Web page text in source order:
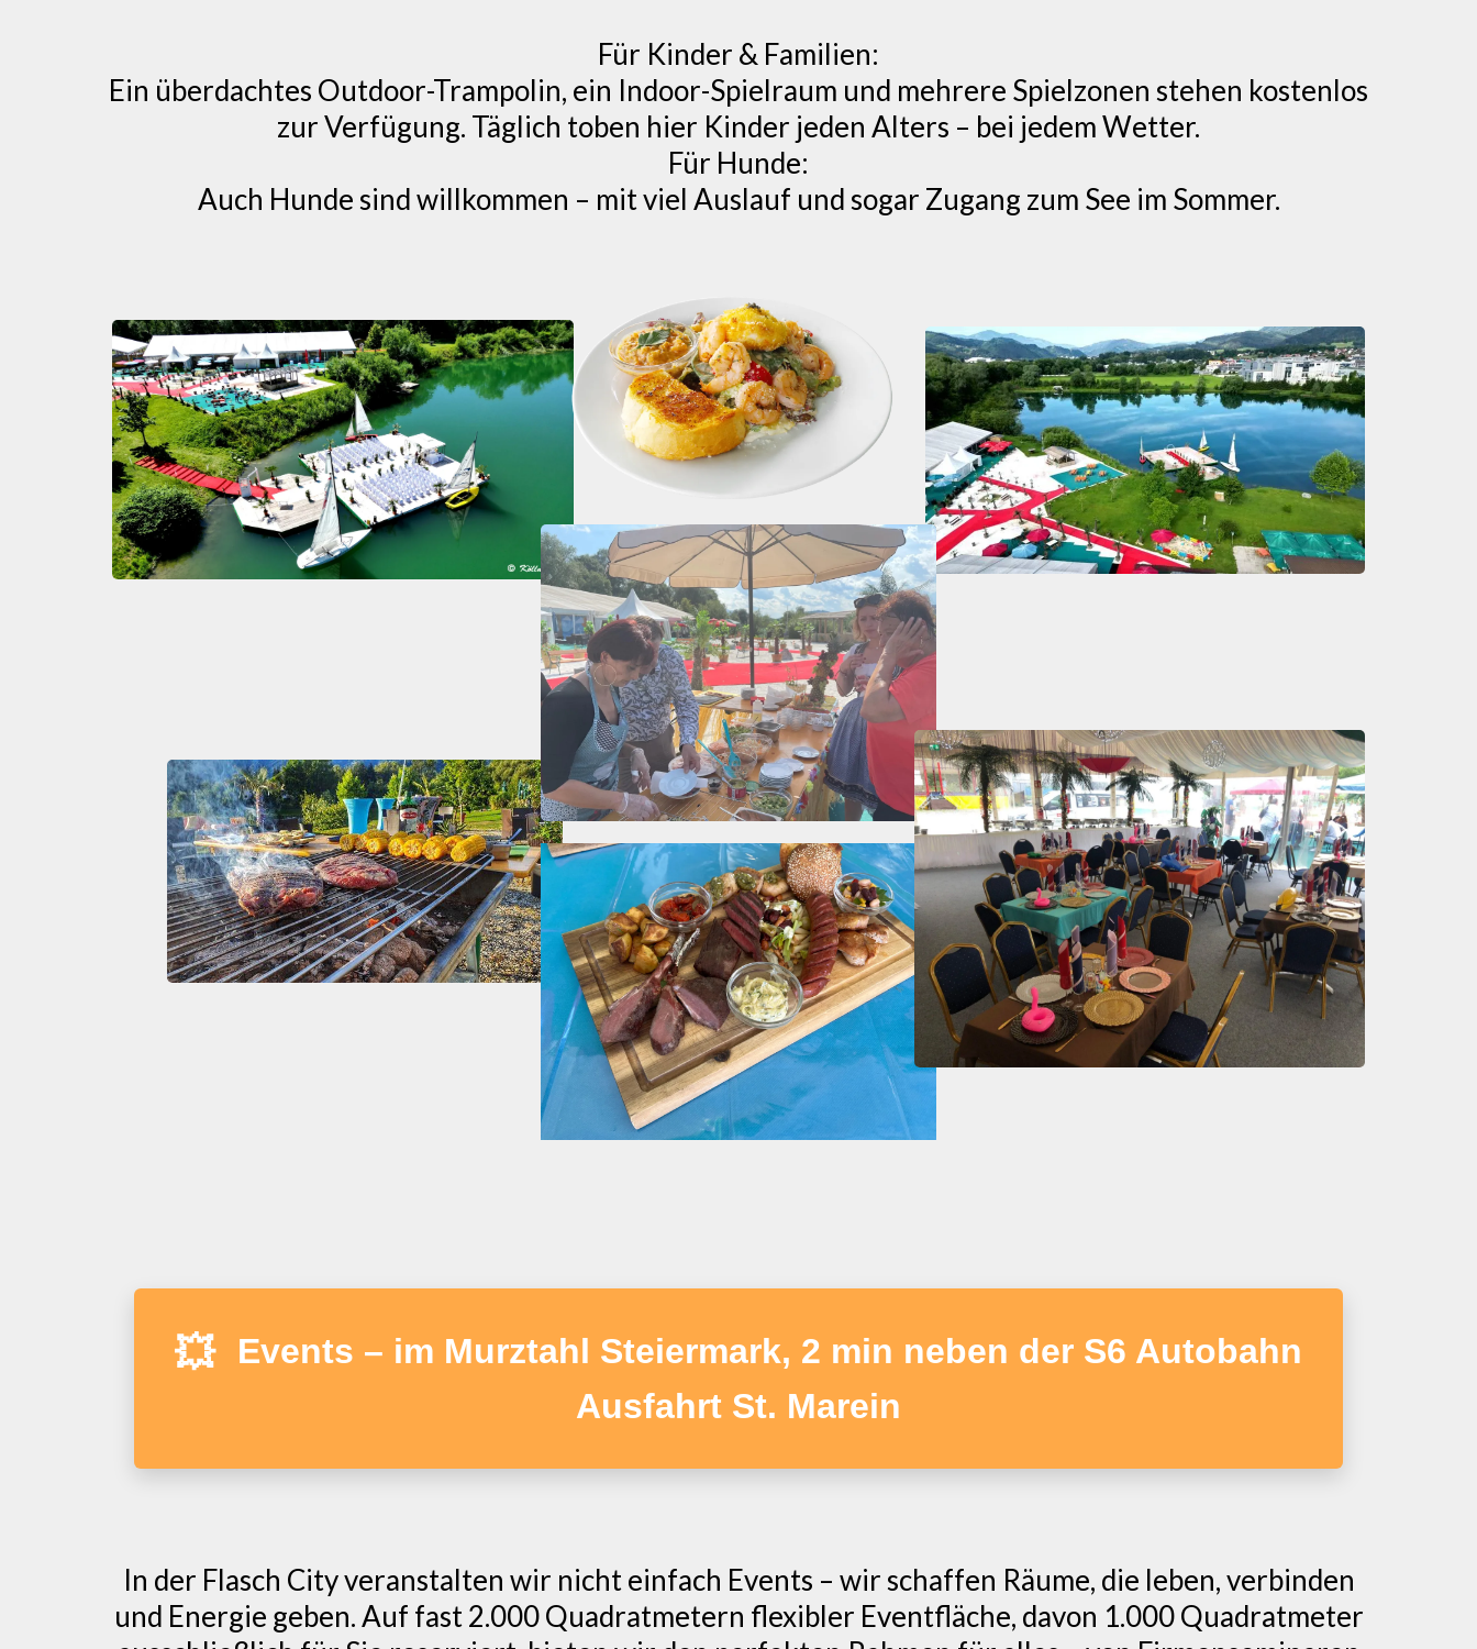
Für Kinder & Familien:
Ein überdachtes Outdoor-Trampolin, ein Indoor-Spielraum und mehrere Spielzonen stehen kostenlos
zur Verfügung. Täglich toben hier Kinder jeden Alters – bei jedem Wetter.
Für Hunde:
Auch Hunde sind willkommen – mit viel Auslauf und sogar Zugang zum See im Sommer.
💥
Events – im Murztahl Steiermark, 2 min neben der S6 Autobahn
Ausfahrt St. Marein
In der Flasch City veranstalten wir nicht einfach Events – wir schaffen Räume, die leben, verbinden
und Energie geben. Auf fast 2.000 Quadratmetern flexibler Eventfläche, davon 1.000 Quadratmeter